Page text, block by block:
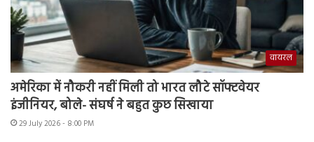
वायरल
अमेरिका में नौकरी नहीं मिली तो भारत लौटे सॉफ्टवेयर
इंजीनियर, बोले- संघर्ष ने बहुत कुछ सिखाया
29 July 2026 - 8:00 PM